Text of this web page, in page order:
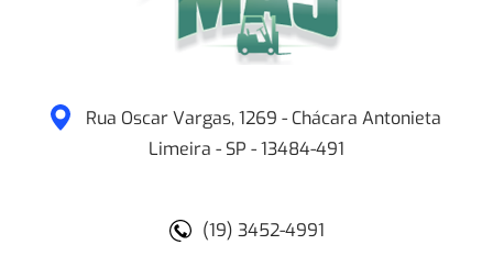
Rua Oscar Vargas, 1269 - Chácara Antonieta
Limeira - SP -13484-491
(19) 3452-4991